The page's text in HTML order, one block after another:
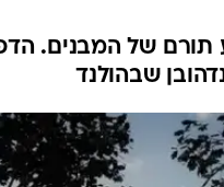
תורם של המבנים.